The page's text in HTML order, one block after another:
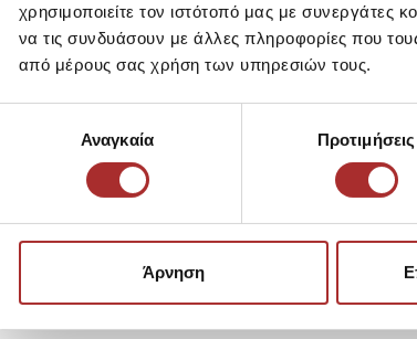
χρησιμοποιείτε τον ιστότοπό μας με συνεργάτες
να τις συνδυάσουν με άλλες πληροφορίες που
από μέρους σας χρήση των υπηρεσιών τους.
συγκατάθεσηςΑναγκαία Προτιμήσεις
Άρνηση